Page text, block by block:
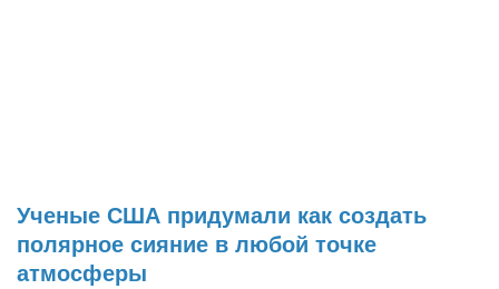
Выборы
Деньги
Ученые США придумали как создать
полярное сияние в любой точке
атмосферы